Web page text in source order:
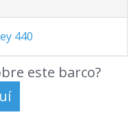
440
este barco?